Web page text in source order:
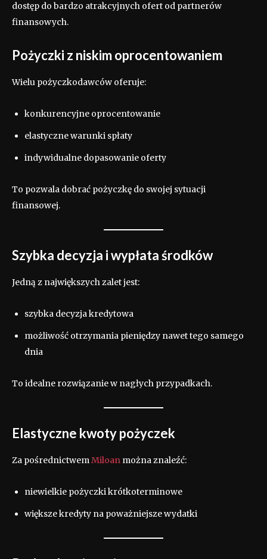
dostęp do bardzo atrakcyjnych ofert od partnerów
finansowych.
Pożyczki z niskim oprocentowaniem
Wielu pożyczkodawców oferuje:
konkurencyjne oprocentowanie
elastyczne warunki spłaty
indywidualne dopasowanie oferty
To pozwala dobrać pożyczkę do swojej sytuacji
finansowej.
Szybka decyzja i wypłata środków
Jedną z największych zalet jest:
szybka decyzja kredytowa
możliwość otrzymania pieniędzy nawet tego samego
dnia
To idealne rozwiązanie w nagłych przypadkach.
Elastyczne kwoty pożyczek
Za pośrednictwemMiloan można znaleźć:
niewielkie pożyczki krótkoterminowe
większe kredyty na poważniejsze wydatki